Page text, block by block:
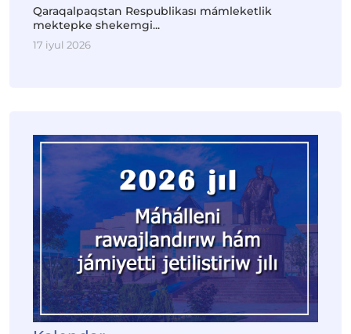
Qaraqalpaqstan Respublikası mámleketlik
mektepke shekemgi...
17 iyul 2026